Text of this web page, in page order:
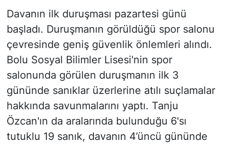
Davanın ilk duruşması pazartesi günü
başladı. Duruşmanın görüldüğü spor salonu
çevresinde geniş güvenlik önlemleri alındı.
Bolu Sosyal Bilimler Lisesi'nin spor
salonunda görülen duruşmanın ilk 3
gününde sanıklar üzerlerine atılı suçlamalar
hakkında savunmalarını yaptı. Tanju
Özcan'ın da aralarında bulunduğu 6'sı
tutuklu 19 sanık, davanın 4’üncü gününde